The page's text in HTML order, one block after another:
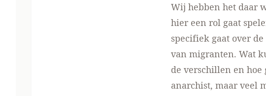
Wij hebben het daar
hier een rol gaat
specifiek gaat over
van migranten. Wat
de verschillen en
anarchist, maar veel